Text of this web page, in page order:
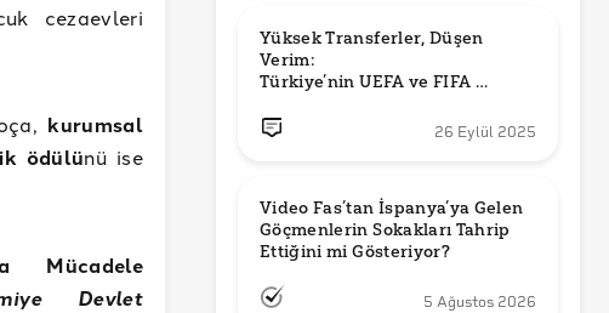
cezaevleri
kurumsal
ödülünü ise
Mücadele
Devlet
Yüksek Transferler, Düşen
Verim:
Türkiye’nin UEFA ve FIFA
26 Eylül 2025
Video Fas’tan İspanya’ya Gelen
Göçmenlerin Sokakları Tahrip
Ettiğini mi Gösteriyor?
5 Ağustos 2026